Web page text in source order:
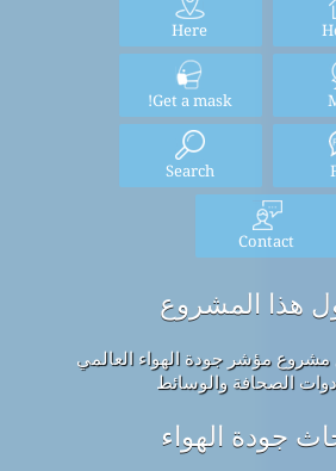
Here
Get a mask!
Search
Contact
هذا المشروع
مؤشر جودة الهواء العالمي
الصحافة والوسائط
جودة الهواء